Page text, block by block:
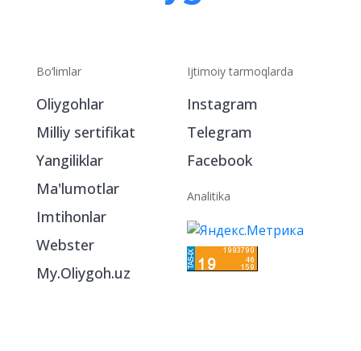
Bo‘limlar
Oliygohlar
Milliy sertifikat
Yangiliklar
Ma'lumotlar
Imtihonlar
Webster
My.Oliygoh.uz
Ijtimoiy tarmoqlarda
Instagram
Telegram
Facebook
Analitika